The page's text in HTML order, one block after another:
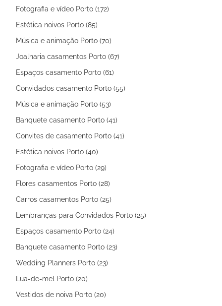
casamento!
Fotografia e vídeo Porto (172)
Estética noivos Porto (85)
Música e animação Porto (70)
Joalharia casamentos Porto (67)
Espaços casamento Porto (61)
Convidados casamento Porto (55)
Música e animação Porto (53)
Banquete casamento Porto (41)
Convites de casamento Porto (41)
Estética noivos Porto (40)
Fotografia e vídeo Porto (29)
Flores casamentos Porto (28)
Carros casamentos Porto (25)
Lembranças para Convidados Porto (25)
Espaços casamento Porto (24)
Banquete casamento Porto (23)
Wedding Planners Porto (23)
Lua-de-mel Porto (20)
Vestidos de noiva Porto (20)